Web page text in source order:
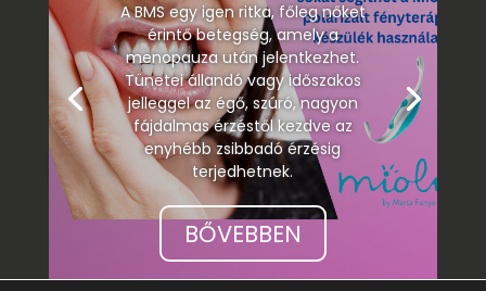
A BMS egy igen ritka, főleg nőket
érintő betegség, amely a
menopauza után jelentkezhet.
Tünetei állandó vagy időszakos
jelleggel az égő, szúró, nagyon
fájdalmas érzéstől kezdve az
enyhébb zsibbadó érzésig
terjedhetnek.
BŐVEBBEN